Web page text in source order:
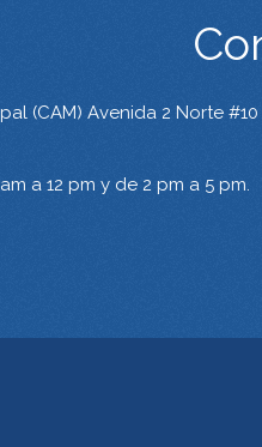
(CAM) Avenida 2 Norte #10
a 12 pm y de 2 pm a 5 pm.